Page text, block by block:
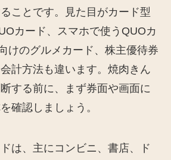
ことです。見た目がカード型
カード、スマホで使うQUOカ
けのグルメカード、株主優待券
計方法も違います。焼肉きん
する前に、まず券面や画面に
確認しましょう。
は、主にコンビニ、書店、ド